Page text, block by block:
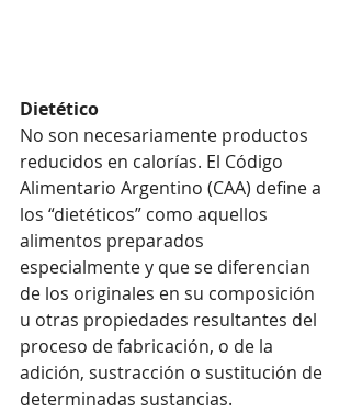
Dietético
No son necesariamente productos
reducidos en calorías. El Código
Alimentario Argentino (CAA) define a
los “dietéticos” como aquellos
alimentos preparados
especialmente y que se diferencian
de los originales en su composición
u otras propiedades resultantes del
proceso de fabricación, o de la
adición, sustracción o sustitución de
determinadas sustancias.